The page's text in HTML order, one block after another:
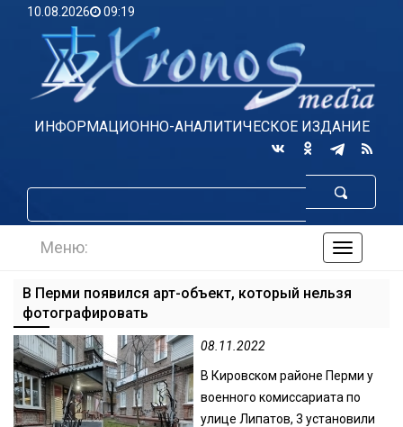
10.08.2026 09:19
ИНФОРМАЦИОННО-АНАЛИТИЧЕСКОЕ ИЗДАНИЕ
по
Меню:
В Перми появился арт-объект, который нельзя
фотографировать
08.11.2022
В Кировском районе Перми у
военного комиссариата по
улице Липатов, 3 установили